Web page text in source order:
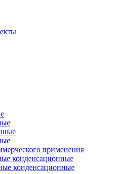
применения
конденсационные
конденсационные